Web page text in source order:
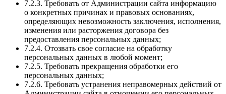
7.2.3. Требовать от Администрации сайта информацию
о конкретных причинах и правовых основаниях,
определяющих невозможность заключения, исполнения,
изменения или расторжения договора без
предоставления персональных данных;
7.2.4. Отозвать свое согласие на обработку
персональных данных в любой момент;
7.2.5. Требовать прекращения обработки его
персональных данных;
7.2.6. Требовать устранения неправомерных действий от